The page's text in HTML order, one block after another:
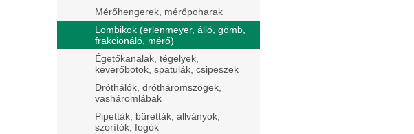
Mérőhengerek, mérőpoharak
Lombikok (erlenmeyer, álló, gömb,
frakcionáló, mérő)
Égetőkanalak, tégelyek,
keverőbotok, spatulák, csipeszek
Dróthálók, drótháromszögek,
vasháromlábak
Pipetták, büretták, állványok,
szorítók, fogók